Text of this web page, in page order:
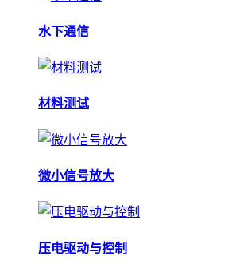
水下通信
材料测试
微小信号放大
压电驱动与控制